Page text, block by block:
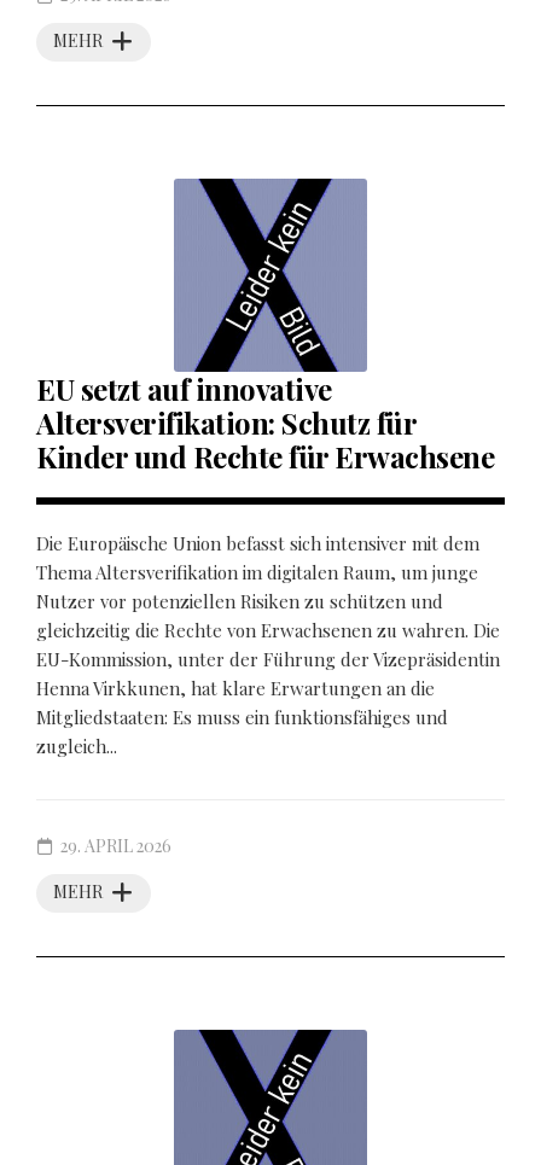
MEHR
EU setzt auf innovative
Altersverifikation: Schutz für
Kinder und Rechte für Erwachsene
Die Europäische Union befasst sich intensiver mit dem
Thema Altersverifikation im digitalen Raum, um junge
Nutzer vor potenziellen Risiken zu schützen und
gleichzeitig die Rechte von Erwachsenen zu wahren. Die
EU-Kommission, unter der Führung der Vizepräsidentin
Henna Virkkunen, hat klare Erwartungen an die
Mitgliedstaaten: Es muss ein funktionsfähiges und
zugleich...
MEHR
29. APRIL 2026